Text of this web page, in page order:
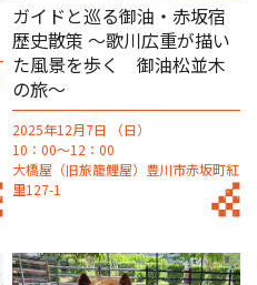
ガイドと巡る御油・赤坂宿
歴史散策 〜歌川広重が描い
た風景を歩く 御油松並木
の旅〜
2025年12月7日 （日）
10：00～12：00
大橋屋（旧旅籠鯉屋）豊川市赤坂町紅
里127-1